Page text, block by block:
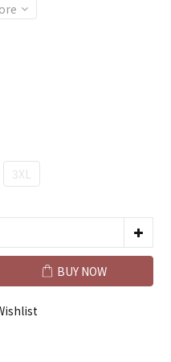
3XL
BUY NOW